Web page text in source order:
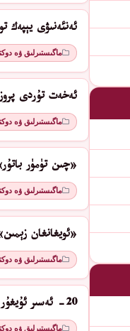
ئەنئەنىۋى يېپەك
ماگىستىرلىق ۋە
ئەخەت تۇردى
ماگىستىرلىق ۋە
«چىن تۈمۈر
ماگىستىرلىق ۋە
«ئويغانغان
ماگىستىرلىق ۋە
20- ئەسىر ئۇيغۇر ئەدەبىياتىدا جەنۇب بىلەن شىمالنىڭ دىئالوگى
ماگىستىرلىق ۋە